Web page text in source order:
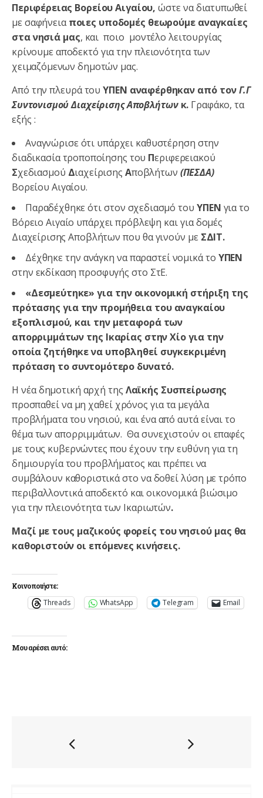
Περιφέρειας Βορείου Αιγαίου,ώστε να διατυπωθεί
με σαφήνειαποιες υποδομές θεωρούμε αναγκαίες
στα νησιά μας, και ποιο μοντέλο λειτουργίας
κρίνουμε αποδεκτό για την πλειονότητα των
χειμαζόμενων δημοτών μας.
Από την πλευρά τουΥΠΕΝ αναφέρθηκαν από τονΓ.Γ
Συντονισμού Διαχείρισης Αποβλήτων κ. Γραφάκο, τα
εξής :
Αναγνώρισε ότι υπάρχει καθυστέρηση στην
διαδικασία τροποποίησης του Περιφερειακού
Σχεδιασμού Διαχείρισης Αποβλήτων (ΠΕΣΔΑ)
Βορείου Αιγαίου.
Παραδέχθηκε ότι στον σχεδιασμό τουΥΠΕΝ για το
Βόρειο Αιγαίο υπάρχει πρόβλεψη και για δομές
Διαχείρισης Αποβλήτων που θα γινούν με ΣΔΙΤ.
Δέχθηκε την ανάγκη να παραστεί νομικά το ΥΠΕΝ
στην εκδίκαση προσφυγής στο ΣτΕ.
«Δεσμεύτηκε» για την οικονομική στήριξη της
πρότασης για την προμήθεια του αναγκαίου
εξοπλισμού, και την μεταφορά των
απορριμμάτων της Ικαρίας στην Χίο για την
οποία ζητήθηκε να υποβληθεί συγκεκριμένη
πρόταση το συντομότερο δυνατό.
Η νέα δημοτική αρχή της Λαϊκής Συσπείρωσης
προσπαθεί να μη χαθεί χρόνος για τα μεγάλα
προβλήματα του νησιού, και ένα από αυτά είναι το
θέμα των απορριμμάτων. Θα συνεχιστούν οι επαφές
με τους κυβερνώντες που έχουν την ευθύνη για τη
δημιουργία του προβλήματος και πρέπει να
συμβάλουν καθοριστικά στο να δοθεί λύση με τρόπο
περιβαλλοντικά αποδεκτό και οικονομικά βιώσιμο
για την πλειονότητα των Ικαριωτών.
Μαζί με τους μαζικούς φορείς του νησιού μας θα
καθοριστούν οι επόμενες κινήσεις.
Κοινοποιήστε:
Threads WhatsApp Telegram Email
Μου αρέσει αυτό: